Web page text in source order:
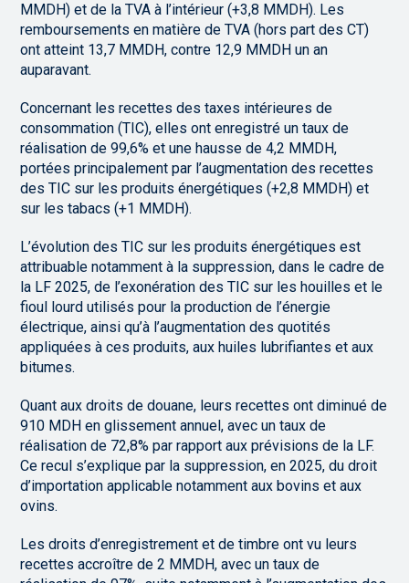
MMDH) et de la TVA à l’intérieur (+3,8 MMDH). Les
remboursements en matière de TVA (hors part des CT)
ont atteint 13,7 MMDH, contre 12,9 MMDH un an
auparavant.
Concernant les recettes des taxes intérieures de
consommation (TIC), elles ont enregistré un taux de
réalisation de 99,6% et une hausse de 4,2 MMDH,
portées principalement par l’augmentation des recettes
des TIC sur les produits énergétiques (+2,8 MMDH) et
sur les tabacs (+1 MMDH).
L’évolution des TIC sur les produits énergétiques est
attribuable notamment à la suppression, dans le cadre de
la LF 2025, de l’exonération des TIC sur les houilles et le
fioul lourd utilisés pour la production de l’énergie
électrique, ainsi qu’à l’augmentation des quotités
appliquées à ces produits, aux huiles lubrifiantes et aux
bitumes.
Quant aux droits de douane, leurs recettes ont diminué de
910 MDH en glissement annuel, avec un taux de
réalisation de 72,8% par rapport aux prévisions de la LF.
Ce recul s’explique par la suppression, en 2025, du droit
d’importation applicable notamment aux bovins et aux
ovins.
Les droits d’enregistrement et de timbre ont vu leurs
recettes accroître de 2 MMDH, avec un taux de